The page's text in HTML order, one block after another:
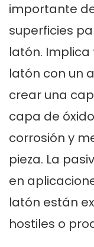
importante
superficies
latón.
latón con un
crear una
capa de
corrosión y
pieza. La
en
latón están
hostiles o